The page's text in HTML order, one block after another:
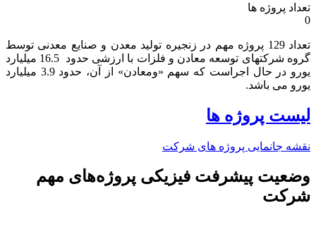
تعداد پروژه ها
0
تعداد 129 پروژه مهم در زنجیره تولید معدن و صنایع معدنی توسط
گروه شرکتهای توسعه معادن و فلزات با ارزشی حدود 16.5 میلیارد
یورو در حال اجراست که سهم «ومعادن» از آن، حدود 3.9 میلیارد
یورو می باشد.​
لیست پروژه ها
نقشه جانمایی پروژه های شرکت
وضعیت پیشرفت فیزیکی پروژه‌های مهم
شرکت